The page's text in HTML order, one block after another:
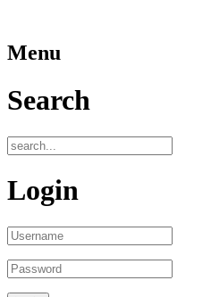
Menu
Search
Login